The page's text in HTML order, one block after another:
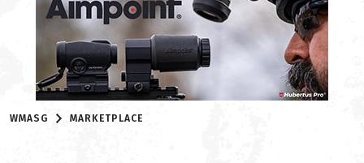
WMASG MARKETPLACE